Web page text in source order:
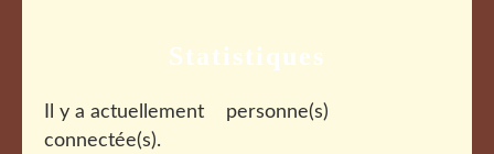
Statistiques
Il y a actuellement
personne(s)
connectée(s).